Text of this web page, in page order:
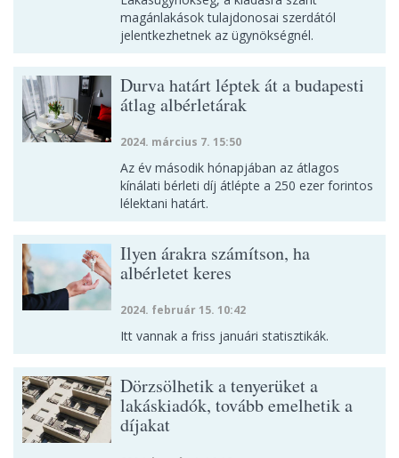
magánlakások tulajdonosai szerdától
jelentkezhetnek az ügynökségnél.
Durva határt léptek át a budapesti
átlag albérletárak
2024. március 7. 15:50
Az év második hónapjában az átlagos
kínálati bérleti díj átlépte a 250 ezer forintos
lélektani határt.
Ilyen árakra számítson, ha
albérletet keres
2024. február 15. 10:42
Itt vannak a friss januári statisztikák.
Dörzsölhetik a tenyerüket a
lakáskiadók, tovább emelhetik a
díjakat